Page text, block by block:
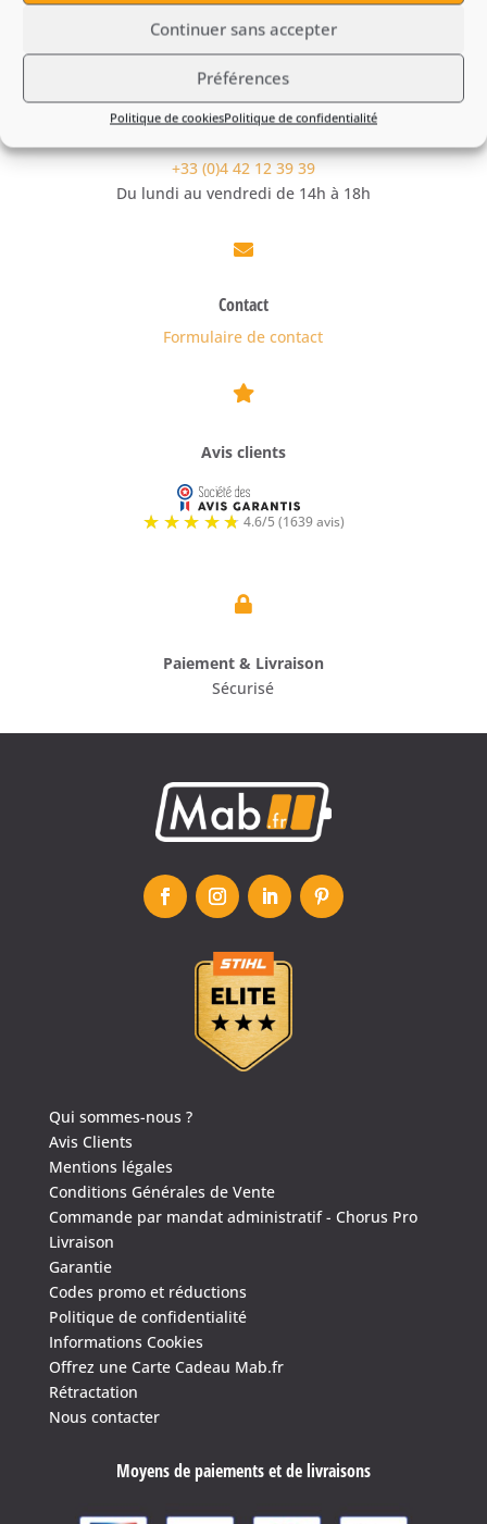
Continuer sans accepter
Préférences
Politique de cookiesPolitique de confidentialité

+33 (0)4 42 12 39 39
Du lundi au vendredi de 14h à 18h

Contact
Formulaire de contact

Avis clients
4.6

Paiement & Livraison
Sécurisé
Qui sommes-nous ?
Avis Clients
Mentions légales
Conditions Générales de Vente
Commande par mandat administratif - Chorus Pro
Livraison
Garantie
Codes promo et réductions
Politique de confidentialité
Informations Cookies
Offrez une Carte Cadeau Mab.fr
Rétractation
Nous contacter
Moyens de paiements et de livraisons